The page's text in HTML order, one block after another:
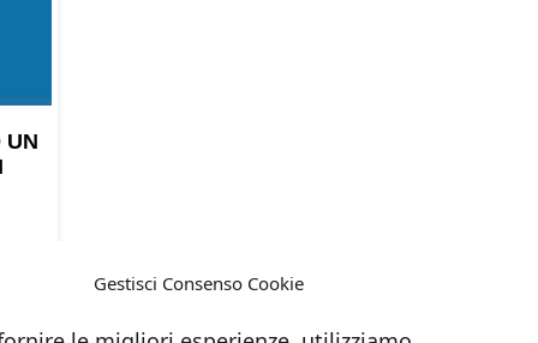
Gestisci Consenso Cookie
UN